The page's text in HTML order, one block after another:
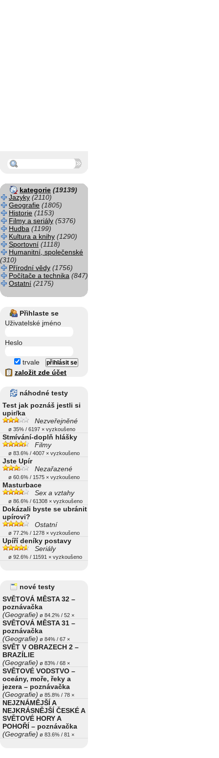
kategorie (19139)
Jazyky (2110)
Geografie (1805)
Historie (1153)
Filmy a seriály (5376)
Hudba (1199)
Kultura a knihy (1290)
Sportovní (1118)
Humanitní, společenské
(310)
Přírodní vědy (1756)
Počítače a technika (847)
Ostatní (2175)
Přihlaste se
Uživatelské jméno
Heslo
trvale
založit zde účet
náhodné testy
Test jak poznáš jestli si
upir/ka
Nezveřejněné
ø 35% / 6197 × vyzkoušeno
Stmívání-doplň hlášky
Filmy
ø 83.6% / 4007 × vyzkoušeno
Jste Upír
Nezařazené
ø 60.6% / 1575 × vyzkoušeno
Masturbace
Sex a vztahy
ø 86.6% / 61308 × vyzkoušeno
Dokázali byste se ubránit
upírovi?
Ostatní
ø 77.2% / 1278 × vyzkoušeno
Upíří deníky postavy
Seriály
ø 92.6% / 11591 × vyzkoušeno
nové testy
SVĚTOVÁ MĚSTA 32 –
poznávačka
(Geografie) ø 84.2% / 52 ×
SVĚTOVÁ MĚSTA 31 –
poznávačka
(Geografie) ø 84% / 67 ×
SVĚT V OBRAZECH 2 –
BRAZÍLIE
(Geografie) ø 83% / 68 ×
SVĚTOVÉ VODSTVO –
oceány, moře, řeky a
jezera – poznávačka
(Geografie) ø 85.8% / 78 ×
NEJZNÁMĚJŠÍ A
NEJKRÁSNĚJŠÍ ČESKÉ A
SVĚTOVÉ HORY A
POHOŘÍ – poznávačka
(Geografie) ø 83.6% / 81 ×